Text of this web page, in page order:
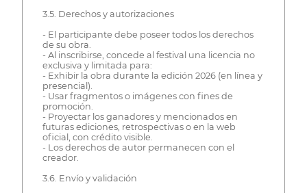
3.5. Derechos y autorizaciones
- El participante debe poseer todos los derechos
de su obra.
- Al inscribirse, concede al festival una licencia no
exclusiva y limitada para:
- Exhibir la obra durante la edición 2026 (en línea y
presencial).
- Usar fragmentos o imágenes con fines de
promoción.
- Proyectar los ganadores y mencionados en
futuras ediciones, retrospectivas o en la web
oficial, con crédito visible.
- Los derechos de autor permanecen con el
creador.
3.6. Envío y validación